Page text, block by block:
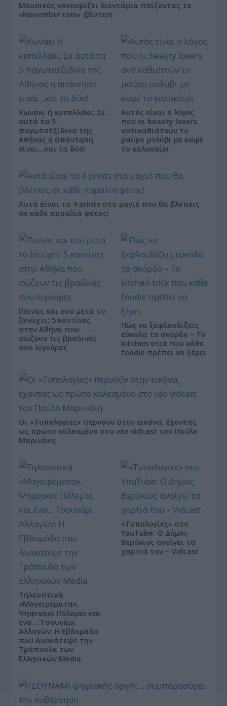
Μουσικός νανουρίζει λιοντάρια παίζοντας το
«November rain» (βίντεο)
Χωνάκι ή κυπελλάκι; Σε
αυτά τα 5
παγωτατζίδικα της
Αθήνας η απάντηση
είναι…και τα δύο!
Αυτός είναι ο λόγος
που οι beauty lovers
αντικαθιστούν το
μαύρο μολύβι με καφέ
το καλοκαίρι
Αυτά είναι τα 4 prints στα μαγιό που θα βλέπεις
σε κάθε παραλία φέτος!
Πεινάς και εσύ μετά το
ξενύχτι; 5 καντίνες
στην Αθήνα που
σώζουν τις βραδινές
σου λιγούρες
Πώς να ξεφλουδίζεις
εύκολα το σκόρδο – Το
kitchen trick που κάθε
foodie πρέπει να ξέρει
Οι «Τυπολογίες» περνούν στην εικόνα, έχοντας
ως πρώτο καλεσμένο στο νέο vidcast τον Παύλο
Μαρινάκη
Τηλεοπτικά
«Μαγειρέματα»,
Ψηφιακοί Πόλεμοι και
ένα… Τσουνάμι
Αλλαγών: Η Εβδομάδα
που Ανακάτεψε την
Τράπουλα των
Ελληνικών Media
«Τυπολογίες» στο
YouTube: Ο Δήμος
Βερύκιος ανοίγει τα
χαρτιά του – Vidcast